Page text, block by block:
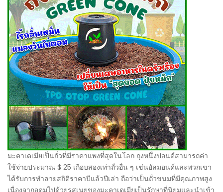
มะคาเดเมียเป็นถั่วที่มีราคาแพงที่สุดในโลก ถุงหนึ่งปอนด์สามารถค่า
ใช้จ่ายประมาณ $ 25 เกือบสองเท่าถั่วอื่น ๆ เช่นอัลมอนด์และพวกเขา
ได้รับการทำลายสถิติราคาปีแล้วปีเล่า ถือว่าเป็นถั่วขนมที่มีคุณภาพสูง